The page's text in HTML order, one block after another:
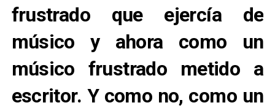
frustrado que ejercía de
músico y ahora como un
músico frustrado metido a
escritor. Y como no, como un